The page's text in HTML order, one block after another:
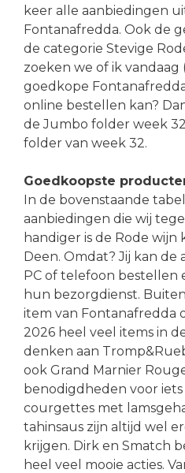
keer alle aanbiedingen
Fontanafredda. Ook de
de categorie Stevige
zoeken we of ik vandaag
goedkope
online bestellen kan?
de Jumbo folder week
folder van week 32.
Goedkoopste
In de bovenstaande
aanbiedingen die wij
handiger is de Rode wijn
Deen. Omdat? Jij kan de
PC of telefoon bestellen
hun bezorgdienst.
item van Fontanafredda
2026 heel veel items in
denken aan
ook Grand Marnier
benodigdheden voor iets
courgettes met
tahinsaus zijn altijd wel
krijgen. Dirk en Smatch
heel veel mooie acties.